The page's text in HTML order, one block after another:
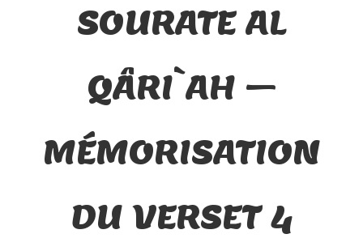
SOURATE AL
QÂRI`AH –
MÉMORISATION
DU VERSET 4